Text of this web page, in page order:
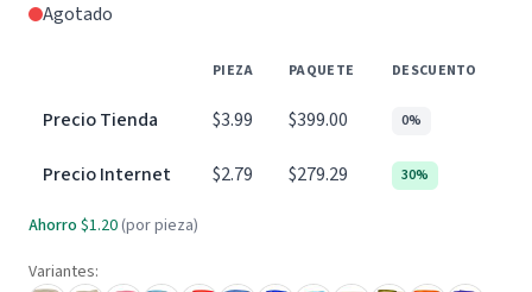
Agotado
PIEZA PAQUETE DESCUENTO
Precio Tienda $3.99 $399.00 0%
Precio Internet $2.79 $279.29 30%
Ahorro $1.20 (por pieza)
Variantes: